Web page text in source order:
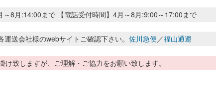
8月:14:00まで 【電話受付時間】4月～8月:9:00～17:00まで
送会社様のwebサイトご確認下さい。 佐川急便／福山通運
致しますが、ご理解・ご協力をお願い致します。